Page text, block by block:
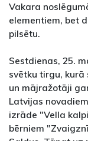
Vakara
elementiem, bet
pilsētu.
Sestdienas, 25.
svētku tirgu,
un mājražotāji
Latvijas
izrāde "Vella
bērniem